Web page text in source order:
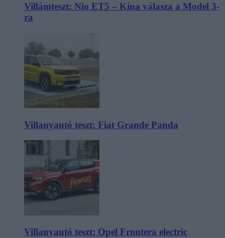
Villámteszt: Nio ET5 – Kína válasza a Model 3-
ra
Villanyautó teszt: Fiat Grande Panda
Villanyautó teszt: Opel Frontera electric